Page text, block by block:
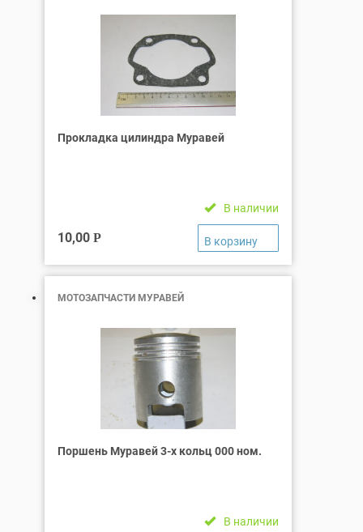
Прокладка цилиндра Муравей
В наличии
10,00 Р
МОТОЗАПЧАСТИ МУРАВЕЙ
Поршень Муравей 3-х кольц 000 ном.
В наличии